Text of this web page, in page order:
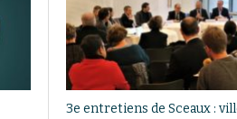
3e entretiens de Sceaux :